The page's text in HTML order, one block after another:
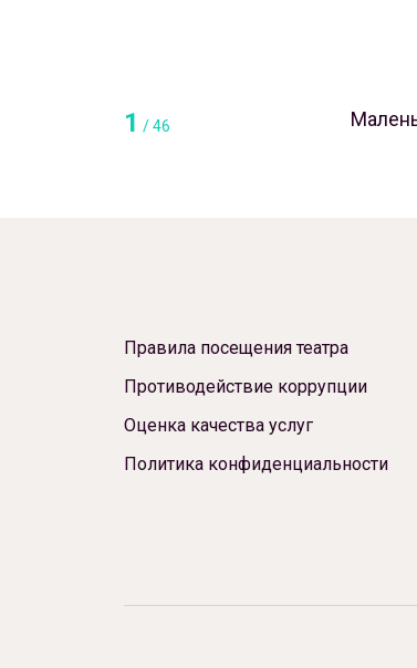
1 /46
Правила посещения театра
Противодействие коррупции
Оценка качества услуг
Политика конфиденциальности